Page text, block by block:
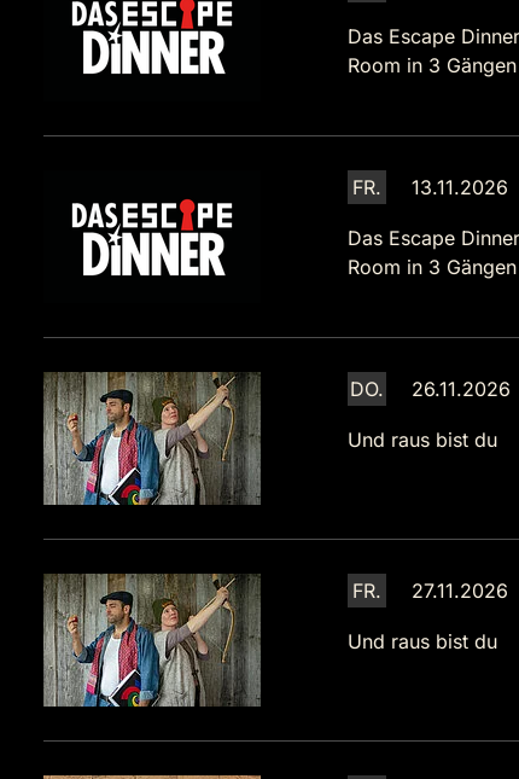
Das Escape
Room in 3 Gängen
FR.
Das Escape
Room in 3 Gängen
DO.
Und raus bist du
FR.
Und raus bist du